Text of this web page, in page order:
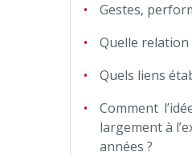
Gestes,
Quelle relation
Quels liens
Comment
largement à
années ?